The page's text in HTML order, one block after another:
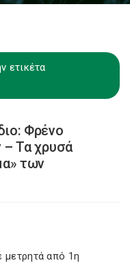
ετικέτα
Φρένο
– Τα χρυσά
των
μετρητά από 1η